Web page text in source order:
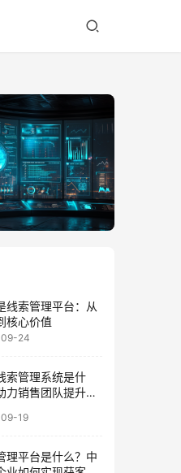
线索管理平台：从
核心价值
24
索管理系统是什
力销售团队提升成
19
理平台是什么？中